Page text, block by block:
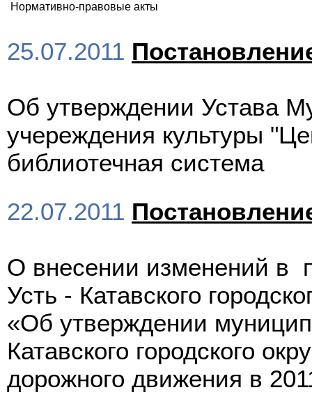
Нормативно-правовые акты
25.07.2011
Об утверждении Устава
учереждения культуры
библиотечная система
22.07.2011
О внесении изменений в
Усть - Катавского
«Об утверждении
Катавского городского
дорожного движения в